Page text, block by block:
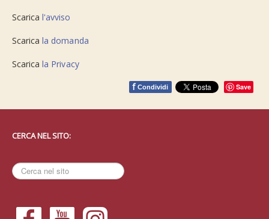
Scarica l'avviso
Scarica la domanda
Scaricala Privacy
f Condividi Save
CERCA NEL SITO:
Cerca
nel